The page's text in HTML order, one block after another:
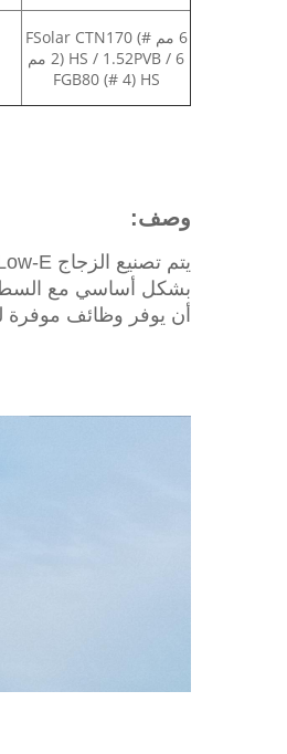
6 مم FSolar CTN170 (#
2) HS / 1.52PVB / 6 مم
FGB80 (# 4) HS
وصف:
أن يوفر وظائف موفرة